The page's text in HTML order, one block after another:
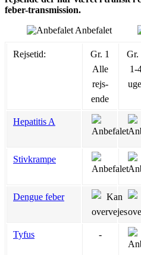
feber-transmission.
Anbefalet
Rejsetid:
Gr. 1
Alle
rejs­
ende
Gr.
1-
Hepatitis A
Stivkrampe
Dengue feber
Tyfus -